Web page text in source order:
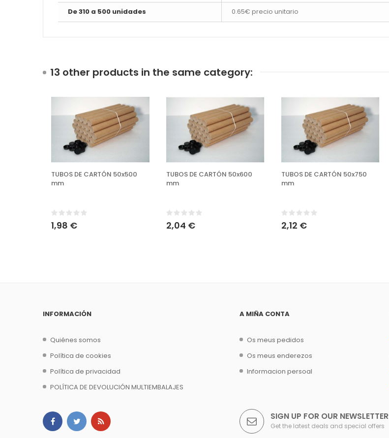
De 310 a 500 unidades 0.65€ precio unitario
13 other products in the same category:
TUBOS DE CARTÓN 50x500
mm
1,98 €
TUBOS DE CARTÓN 50x600
mm
2,04 €
TUBOS DE CARTÓN 50x750
mm
2,12 €
INFORMACIÓN
Quiénes somos
Política de cookies
Política de privacidad
POLÍTICA DE DEVOLUCIÓN MULTIEMBALAJES
A MIÑA CONTA
Os meus pedidos
Os meus enderezos
Informacion persoal
SIGN UP FOR OUR NEWSLETTER
Get the latest deals and special offers